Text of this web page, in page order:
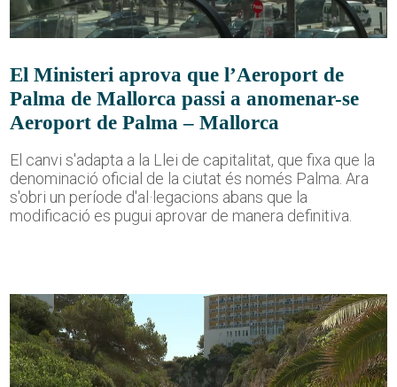
El Ministeri aprova que l’Aeroport de
Palma de Mallorca passi a anomenar-se
Aeroport de Palma – Mallorca
El canvi s'adapta a la Llei de capitalitat, que fixa que la
denominació oficial de la ciutat és només Palma. Ara
s'obri un període d'al·legacions abans que la
modificació es pugui aprovar de manera definitiva.